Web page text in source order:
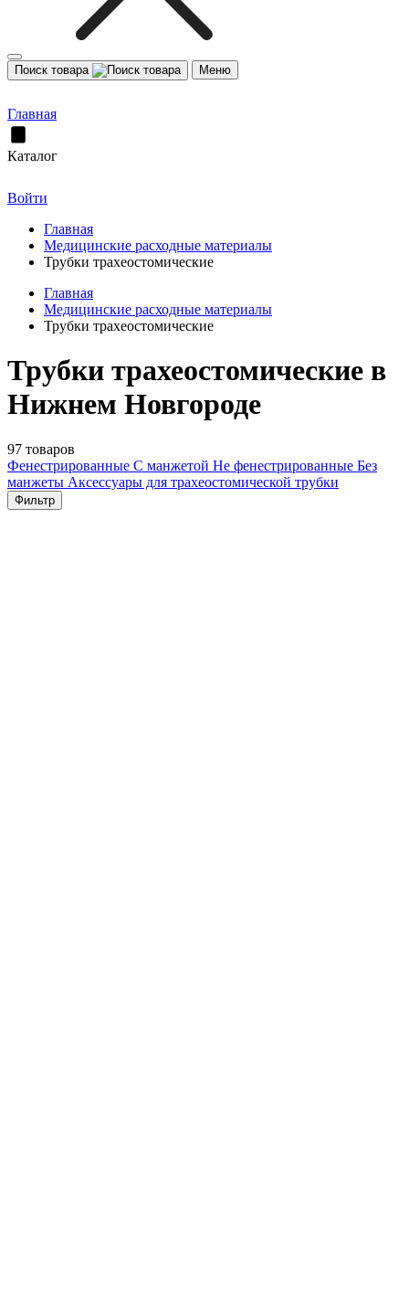
Поиск товара Меню
Главная
Каталог
Войти
Главная
Медицинские расходные материалы
Трубки трахеостомические
Главная
Медицинские расходные материалы
Трубки трахеостомические
Трубки трахеостомические в
Нижнем Новгороде
97 товаров
Фенестрированные С манжетой Не фенестрированные Без
манжеты Аксессуары для трахеостомической трубки
Фильтр